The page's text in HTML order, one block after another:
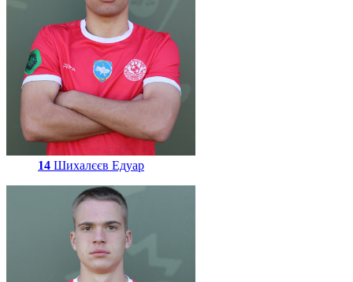
14 Шихалєєв Едуар